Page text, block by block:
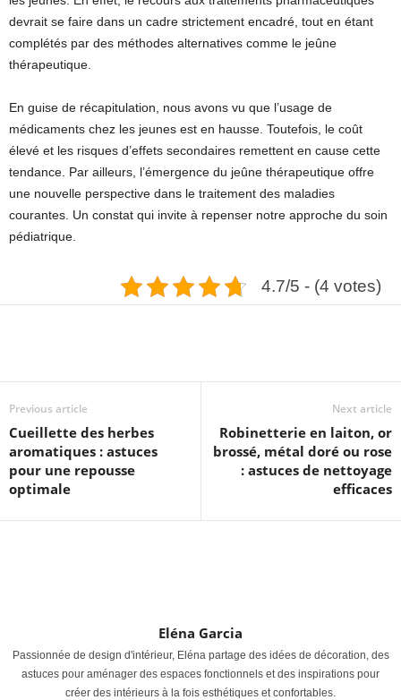
devrait se faire dans un cadre strictement encadré, tout en étant
complétés par des méthodes alternatives comme le jeûne
thérapeutique.
En guise de récapitulation, nous avons vu que l’usage de
médicaments chez les jeunes est en hausse. Toutefois, le coût
élevé et les risques d’effets secondaires remettent en cause cette
tendance. Par ailleurs, l’émergence du jeûne thérapeutique offre
une nouvelle perspective dans le traitement des maladies
courantes. Un constat qui invite à repenser notre approche du soin
pédiatrique.
4.7/5 - (4 votes)
Previous article
Cueillette des herbes
aromatiques : astuces
pour une repousse
optimale
Next article
Robinetterie en laiton, or
brossé, métal doré ou rose
: astuces de nettoyage
efficaces
Eléna Garcia
Passionnée de design d'intérieur, Eléna partage des idées de décoration, des
astuces pour aménager des espaces fonctionnels et des inspirations pour
créer des intérieurs à la fois esthétiques et confortables.